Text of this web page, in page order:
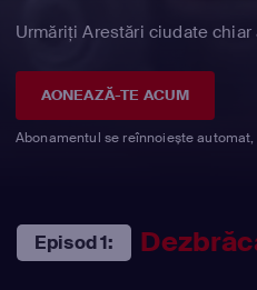
Urmăriți Arestări ciudate
AONEAZĂ-TE ACUM
Abonamentul se reînnoiește
Episod 1: